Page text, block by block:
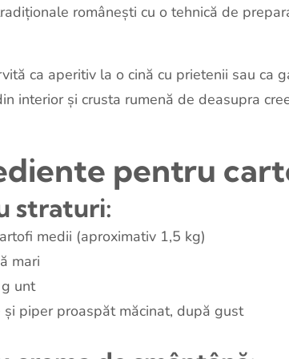
românești cu o tehnică de
ca aperitiv la o cină cu prietenii sau ca
interior și crusta rumenă de deasupra
pentru
straturi:
medii (aproximativ 1,5 kg)
mari
unt
și piper proaspăt măcinat, după gust